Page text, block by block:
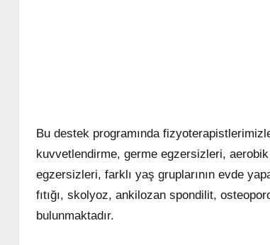
Bu destek programında
kuvvetlendirme, germe egzersizleri,
egzersizleri, farklı yaş gruplarının evde
fıtığı, skolyoz, ankilozan spondilit,
bulunmaktadır.